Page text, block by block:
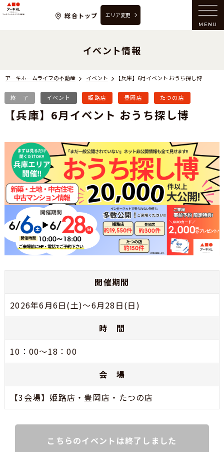
アーキホームライフの不動産
総合トップ エリア変更
MENU
アーキホームライフの不動産 イベント 【兵庫】6月イベント おうち探し博
イベント情報
終 了 イベント 姫路店 豊岡店 たつの店
【兵庫】6月イベント おうち探し博
開催期間
2026年6月6日(土)～6月28日(日)
時 間
10：00～18：00
会 場
【3会場】姫路店・豊岡店・たつの店
こちらのイベントは終了しました